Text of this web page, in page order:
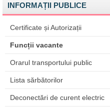
INFORMAȚII PUBLICE
Certificate și Autorizații
Funcții vacante
Orarul transportului public
Lista sărbătorilor
Deconectări de curent electric